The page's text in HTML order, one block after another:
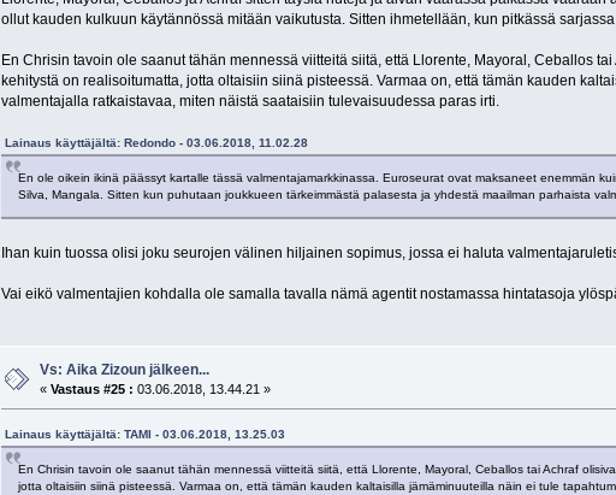
ollut kauden kulkuun käytännössä mitään vaikutusta. Sitten ihmetellään, kun pitkässä
En Chrisin tavoin ole saanut tähän mennessä viitteitä siitä, että Llorente, Mayoral, Ceballos
kehitystä on realisoitumatta, jotta oltaisiin siinä pisteessä. Varmaa on, että tämän kauden
valmentajalla ratkaistavaa, miten näistä saataisiin tulevaisuudessa paras irti.
Lainaus käyttäjältä: Redondo - 03.06.2018, 11.02.28
En ole oikein ikinä päässyt kartalle tässä valmentajamarkkinassa. Euroseurat ovat maksaneet enemmän
Silva, Mangala. Sitten kun puhutaan joukkueen tärkeimmästä palasesta ja yhdestä maailman parhaista
Ihan kuin tuossa olisi joku seurojen välinen hiljainen sopimus, jossa ei haluta
Vai eikö valmentajien kohdalla ole samalla tavalla nämä agentit nostamassa hintatasoja
Vs: Aika Zizoun jälkeen...
«Vastaus #25 : 03.06.2018, 13.44.21 »
Lainaus käyttäjältä: TAMI - 03.06.2018, 13.25.03
En Chrisin tavoin ole saanut tähän mennessä viitteitä siitä, että Llorente, Mayoral, Ceballos tai Achraf
jotta oltaisiin siinä pisteessä. Varmaa on, että tämän kauden kaltaisilla jämäminuuteilla näin ei tule